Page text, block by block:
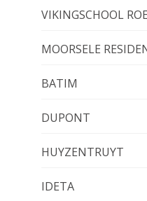
VIKINGSCHOOL
MOORSELE
BATIM
DUPONT
HUYZENTRUYT
IDETA